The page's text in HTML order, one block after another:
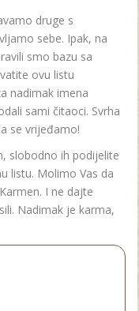
druge s
sebe. Ipak, na
smo bazu sa
ovu listu
nadimak imena
sami čitaoci. Svrha
se vrijeđamo!
slobodno ih podijelite
listu. Molimo Vas da
I ne dajte
Nadimak je karma,